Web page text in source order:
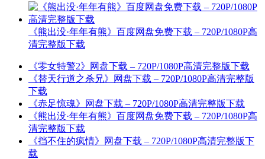
《熊出没·年年有熊》百度网盘免费下载 – 720P/1080P高
清完整版下载
《零女特警2》网盘下载 – 720P/1080P高清完整版下载
《替天行道之杀兄》网盘下载 – 720P/1080P高清完整版
下载
《赤足惊魂》网盘下载 – 720P/1080P高清完整版下载
《熊出没·年年有熊》百度网盘免费下载 – 720P/1080P高
清完整版下载
《挡不住的疯情》网盘下载 – 720P/1080P高清完整版下
载